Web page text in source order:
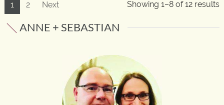
1 2 Next Showing 1–8 of 12 results
ANNE + SEBASTIAN